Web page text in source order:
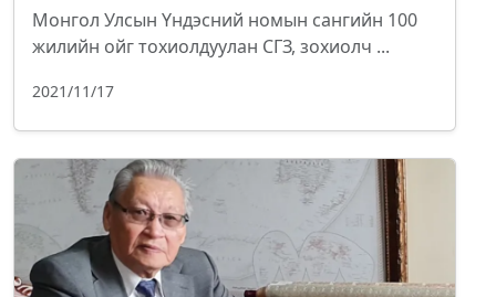
Монгол Улсын Үндэсний номын сангийн 100
жилийн ойг тохиолдуулан СГЗ, зохиолч ...
2021/11/17